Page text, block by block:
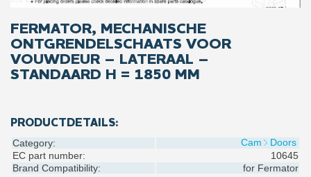
FERMATOR, MECHANISCHE
ONTGRENDELSCHAATS VOOR
VOUWDEUR – LATERAAL –
STANDAARD H = 1850 MM
PRODUCTDETAILS:
Category: Cam
Doors
EC part number:
10645
Brand Compatibility:
for Fermator